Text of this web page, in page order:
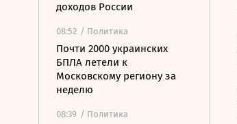
доходов России
08:52 / Политика
Почти 2000 украинских
БПЛА летели к
Московскому региону за
неделю
08:39 / Политика